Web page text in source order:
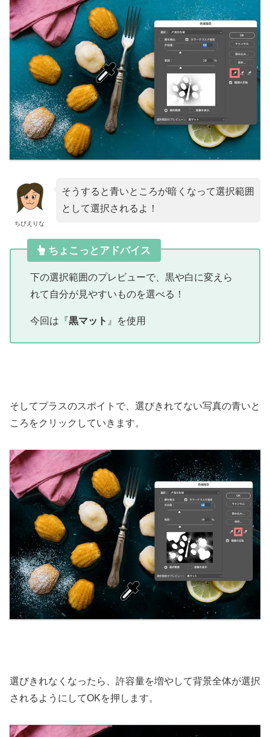
ちびえりな
そうすると青いところが暗くなって選択範囲
として選択されるよ！
ちょこっとアドバイス
下の選択範囲のプレビューで、黒や白に変えら
れて自分が見やすいものを選べる！
今回は『黒マット 』を使用
そしてプラスのスポイトで、選びきれてない写真の青いと
ころをクリックしていきます。
選びきれなくなったら、許容量を増やして背景全体が選択
されるようにしてOKを押します。